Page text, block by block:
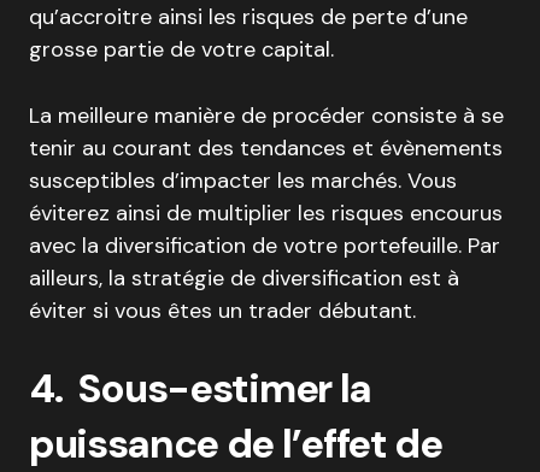
qu’accroitre ainsi les risques de perte d’une
grosse partie de votre capital.
La meilleure manière de procéder consiste à se
tenir au courant des tendances et évènements
susceptibles d’impacter les marchés. Vous
éviterez ainsi de multiplier les risques encourus
avec la diversification de votre portefeuille. Par
ailleurs, la stratégie de diversification est à
éviter si vous êtes un trader débutant.
4. Sous-estimer la
puissance de l’effet de